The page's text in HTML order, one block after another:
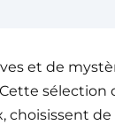
et de
choisissent